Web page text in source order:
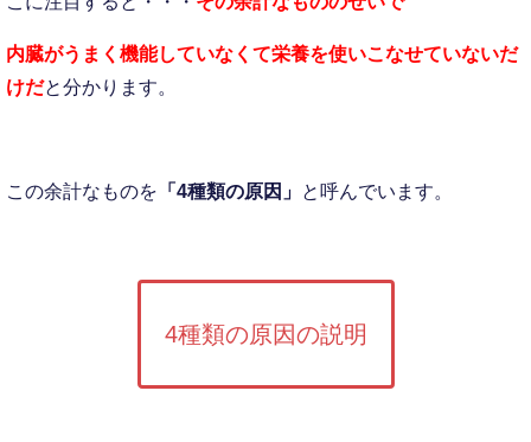
内臓がうまく機能していなくて栄養を使いこなせていないだ
けだと分かります。
この余計なものを 「4種類の原因」 と呼んでいます。
4種類の原因の説明